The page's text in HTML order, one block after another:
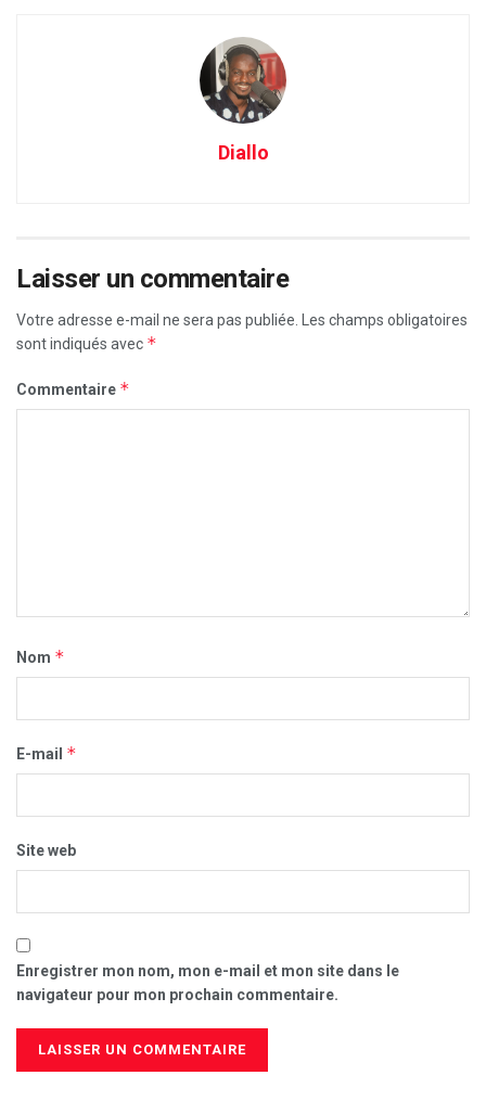
Diallo
Laisser un commentaire
Votre adresse e-mail ne sera pas publiée. Les champs obligatoires
sont indiqués avec *
Commentaire *
Nom *
E-mail *
Site web
Enregistrer mon nom, mon e-mail et mon site dans le
navigateur pour mon prochain commentaire.